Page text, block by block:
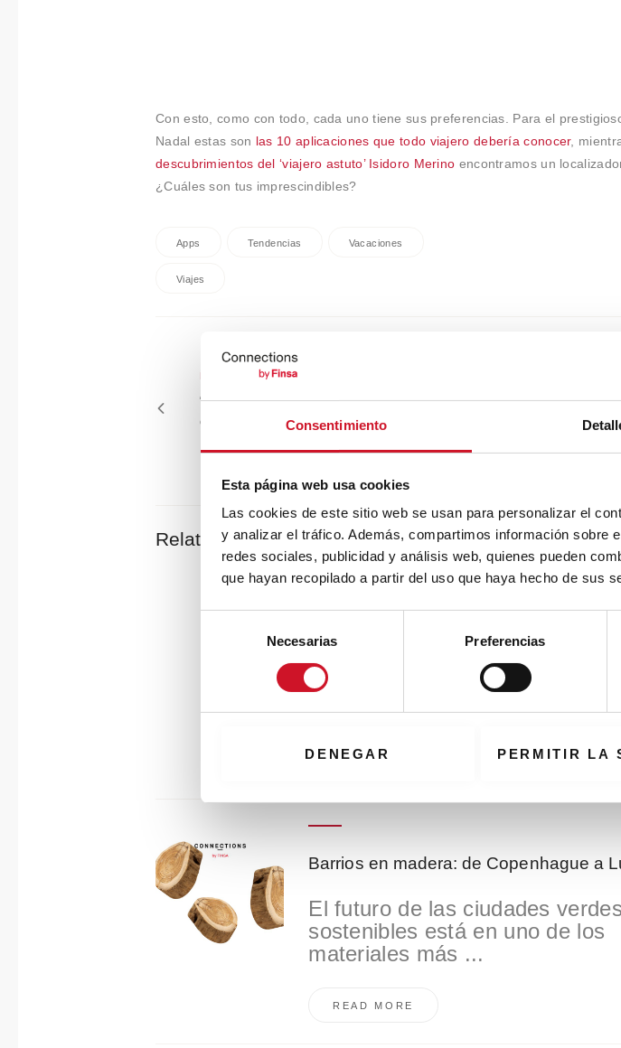
Consentimiento
Esta página web usa cookies
Las cookies de este sitio web se usan para personalizar el
y analizar el tráfico. Además, compartimos información sobre
redes sociales, publicidad y análisis web, quienes pueden
que hayan recopilado a partir del uso que haya hecho de sus
c
n
s
Necesarias Preferencias
DENEGAR PERMITIR LA
Con esto, como con todo, cada uno tiene sus preferencias. Para el
Nadal estas son las 10 aplicaciones que todo viajero debería conocer,
descubrimientos del ‘viajero astuto’ Isidoro Merino encontramos un
¿Cuáles son tus imprescindibles?
Apps Tendencias Vacaciones
Viajes
article
PREVIOUS ARTICLE
“El estilo es una forma simple de decir
cosas complicadas” – Jean Cocteau,
Related Posts
Materiales: Twincolor, Fibraform
Fibracolour Compacmel,
star Iberpan ...
READ MORE
Barrios en madera: de Copenhague a
El futuro de las ciudades
sostenibles está en uno de los
materiales más ...
READ MORE